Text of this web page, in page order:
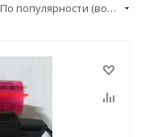
По популярности (возрастание)